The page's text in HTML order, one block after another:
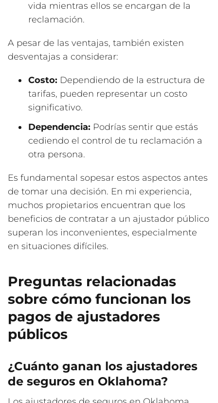
vida mientras ellos se encargan de la
reclamación.
A pesar de las ventajas, también existen
desventajas a considerar:
Costo: Dependiendo de la estructura de
tarifas, pueden representar un costo
significativo.
Dependencia: Podrías sentir que estás
cediendo el control de tu reclamación a
otra persona.
Es fundamental sopesar estos aspectos antes
de tomar una decisión. En mi experiencia,
muchos propietarios encuentran que los
beneficios de contratar a un ajustador público
superan los inconvenientes, especialmente
en situaciones difíciles.
Preguntas relacionadas
sobre cómo funcionan los
pagos de ajustadores
públicos
¿Cuánto ganan los ajustadores
de seguros en Oklahoma?